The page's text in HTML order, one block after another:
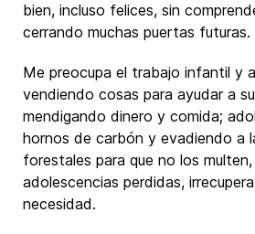
bien, incluso felices, sin
cerrando muchas puertas futuras.
Me preocupa el trabajo infantil y
vendiendo cosas para ayudar a
mendigando dinero y comida;
hornos de carbón y evadiendo a
forestales para que no los
adolescencias perdidas,
necesidad.